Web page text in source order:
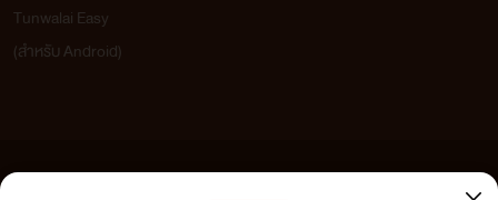
Tunwalai Easy
(สำหรับ Android)